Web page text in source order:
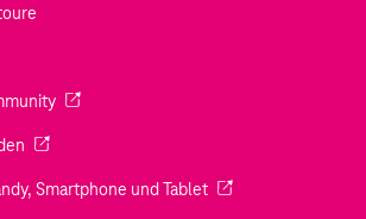
neuen Tab geöffnet)
(Wird in einem neuen Tab geöffnet)
(Wird in einem neuen Tab geöffnet)
Smartphone und Tablet(Wird in einem